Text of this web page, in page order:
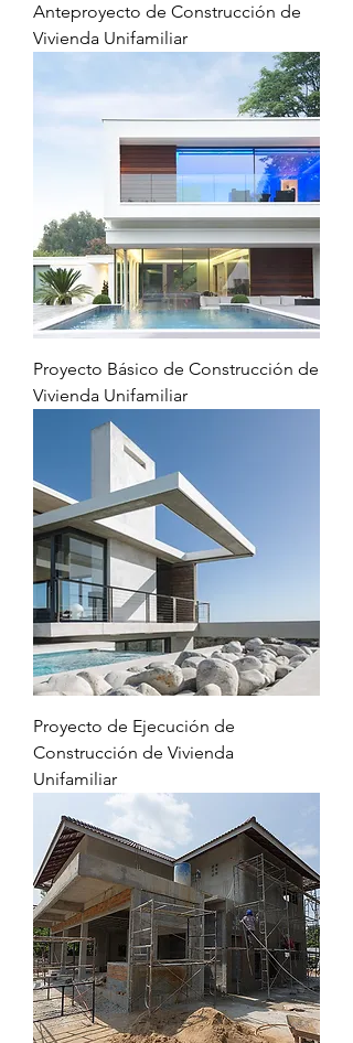
Anteproyecto de Construcción de
Vivienda Unifamiliar
Proyecto Básico de Construcción de
Vivienda Unifamiliar
Proyecto de Ejecución de
Construcción de Vivienda
Unifamiliar